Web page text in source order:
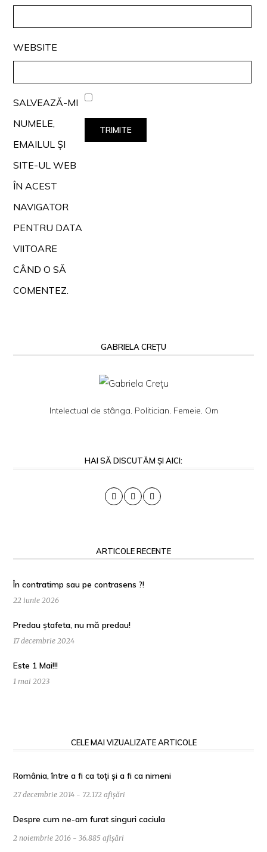
WEBSITE
SALVEAZĂ-MI
NUMELE,
EMAILUL ȘI
SITE-UL WEB
ÎN ACEST
NAVIGATOR
PENTRU DATA
VIITOARE
CÂND O SĂ
COMENTEZ.
GABRIELA CREȚU
Intelectual de stânga. Politician. Femeie. Om
HAI SĂ DISCUTĂM ȘI AICI:
ARTICOLE RECENTE
În contratimp sau pe contrasens ?!
22 iunie 2026
Predau ștafeta, nu mă predau!
17 decembrie 2024
Este 1 Mai!!!
1 mai 2023
CELE MAI VIZUALIZATE ARTICOLE
România, între a fi ca toți și a fi ca nimeni
27 decembrie 2014 - 72.172 afișări
Despre cum ne-am furat singuri caciula
2 noiembrie 2016 - 36.885 afișări